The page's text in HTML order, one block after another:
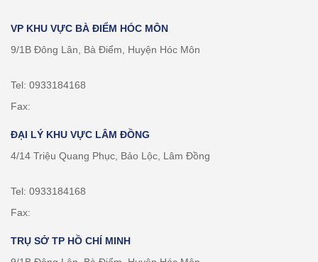
VP KHU VỰC BÀ ĐIỂM HÓC MÔN
9/1B Đông Lân, Bà Điểm, Huyện Hóc Môn
Tel: 0933184168
Fax:
ĐẠI LÝ KHU VỰC LÂM ĐỒNG
4/14 Triệu Quang Phục, Bảo Lộc, Lâm Đồng
Tel: 0933184168
Fax:
TRỤ SỞ TP HỒ CHÍ MINH